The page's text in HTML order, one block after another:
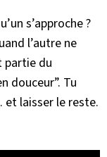
s’approche ?
l’autre ne
partie du
douceur”. Tu
laisser le reste.